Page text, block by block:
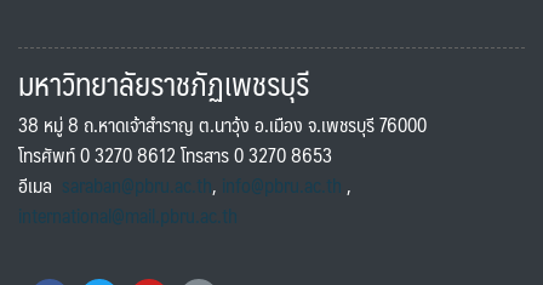
มหาวิทยาลัยราชภัฏเพชรบุรี
38 หมู่ 8 ถ.หาดเจ้าสำราญ ต.นาวุ้ง อ.เมือง จ.เพชรบุรี 76000
โทรศัพท์ 0 3270 8612 โทรสาร 0 3270 8653
อีเมล saraban@pbru.ac.th, info@pbru.ac.th,
international@mail.pbru.ac.th